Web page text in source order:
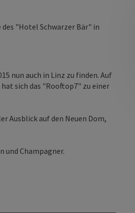
"Hotel Schwarzer Bär" in
nun auch in Linz zu finden. Auf
sich das "Rooftop7" zu einer
Ausblick auf den Neuen Dom,
und Champagner.